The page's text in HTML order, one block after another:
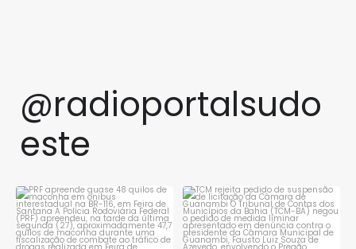
@radioportalsudo
este
PRF apreende quase 48 quilos
de maconha em ônibus...
1 0
TCM rejeita pedido de
suspensão de licitação da...
1 0